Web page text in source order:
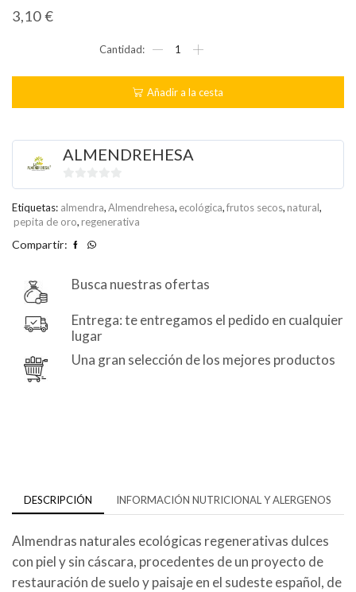
3,10€
NATURAL
PEPITA
DE
125
gr
Añadir a la cesta
ALMENDREHESA
0
de
5
Etiquetas: almendra,Almendrehesa, ecológica,frutos secos, natural,
pepita de oro, regenerativa
Compartir:
Busca nuestras ofertas
Entrega: te entregamos el pedido en cualquier
lugar
Una gran selección de los mejores productos
DESCRIPCIÓN INFORMACIÓN NUTRICIONAL Y ALERGENOS
Almendras naturales ecológicas regenerativas dulces
con piel y sin cáscara, procedentes de un proyecto de
restauración de suelo y paisaje en el sudeste español, de